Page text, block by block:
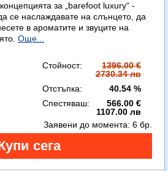
за „barefoot luxury“ -
се наслаждавате на слънцето, да
в ароматите и звуците на
Още...
Стойност:
1396.00 €
2730.34 лв
Отстъпка:
40.54 %
Спестяваш:
566.00 €
1107.00 лв
Заявени до момента: 6 бр.